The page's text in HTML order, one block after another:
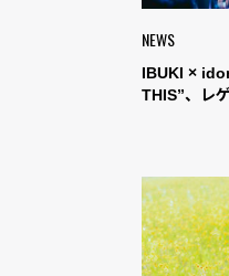
NEWS
IBUKI ×
THIS”、レ